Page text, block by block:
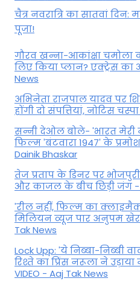
चैत्र नवरात्रि का सातवां दिन:
पूजा!
गौरव खन्ना-आकांक्षा चमोला
लिए किया प्लान? एक्ट्रेस का
News
अभिनेता राजपाल यादव पर
होंगी दो संपत्तियां, नोटिस
सन्नी देओल बोले- 'भारत मेरी
फिल्म 'बंटवारा 1947' के
Dainik Bhaskar
तेज प्रताप के डिनर पर
और काजल के बीच छिड़ी जंग -
'रील नहीं, फिल्म का
मिलियन व्यूज पार अनुपम
Tak News
Lock Upp: 'ये निब्बा-निब्बी
रिश्ते का प्रिंस नरूला ने
VIDEO - Aaj Tak News